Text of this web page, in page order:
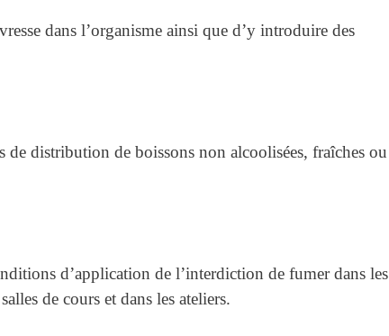
dans l’organisme ainsi que d’y introduire des
de distribution de boissons non alcoolisées, fraîches ou
d’application de l’interdiction de fumer dans les
de cours et dans les ateliers.